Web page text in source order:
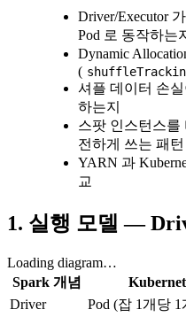
Driver/Executor
Pod 로 동작하는지
Dynamic
(
셔플 데이터 손
하는지
스팟 인스턴스를
전하게 쓰는 패턴
YARN 과
교
1. 실행 모델 —
Loading diagram…
Spark 개념
Driver
Pod (잡 1개당 1